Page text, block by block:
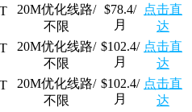
20M优化线路/
不限
$78.4/
月
点击直
达
20M优化线路/
不限
$102.4/
月
点击直
达
20M优化线路/
不限
$102.4/
月
点击直
达